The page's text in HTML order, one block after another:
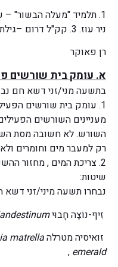
ניר עוז. 3. קק"ל דרום –גילת. 4. שה"מ בית דגן – מחלקת ייעור
רן פאוקר
א. עומק בית שורשים
בתשעה מני/זני דשא חם
1. עומק בית שורשים
מעניינים השורשים
השורש. לא חשובה מסת
רק למעבר מים וחומרים
2. צריכת המים , מחזור ההשקייה הוא 30 ימים.
שיטות:
נבחרו תשעה מיני/זני דשא
זִיף-נוֹצָה חָבוּי
זואיסיה מטרלהZoysia matrella
emerald
,